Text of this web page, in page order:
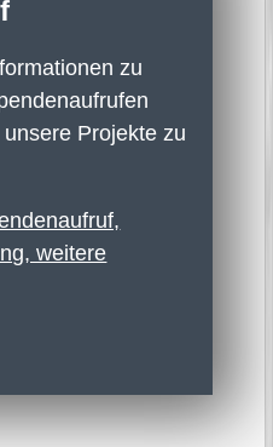
zu
Projekte zu
weitere